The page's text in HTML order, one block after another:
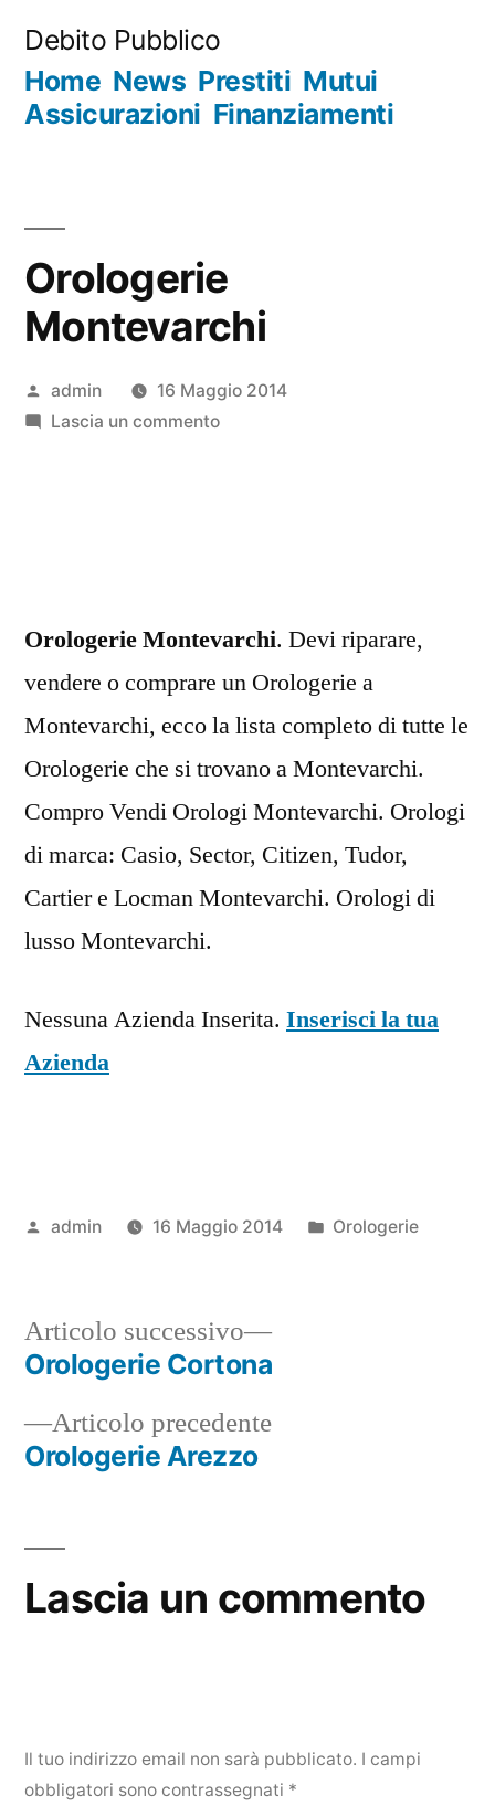
contenuto
Debito Pubblico
Home News Prestiti Mutui
Assicurazioni Finanziamenti
Orologerie
Montevarchi
Pubblicato
da
admin
16 Maggio 2014
Lascia un commentosu
Orologerie Montevarchi. Devi riparare,
vendere o comprare un Orologerie a
Montevarchi, ecco la lista completo di tutte le
Orologerie che si trovano a Montevarchi.
Compro Vendi Orologi Montevarchi. Orologi
di marca: Casio, Sector, Citizen, Tudor,
Cartier e Locman Montevarchi. Orologi di
lusso Montevarchi.
Nessuna Azienda Inserita. Inserisci la tua
Azienda
Pubblicato
admin 16 Maggio 2014
Pubblicato
Orologerie
Navigazione
articoli
Articolo precedenteArticolo
Orologerie Arezzo
Articolo successivo
Articolo
successivo:
Orologerie Cortona
Lascia un commento
Il tuo indirizzo email non sarà pubblicato. I campi
obbligatori sono contrassegnati *